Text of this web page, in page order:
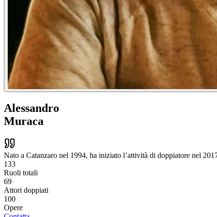
Alessandro
Muraca
Nato a Catanzaro nel 1994, ha iniziato l’attività di doppiatore nel
133
Ruoli totali
69
Attori doppiati
100
Opere